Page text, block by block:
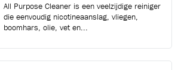
All Purpose Cleaner is een veelzijdige reiniger
die eenvoudig nicotineaanslag, vliegen,
boomhars, olie, vet en...